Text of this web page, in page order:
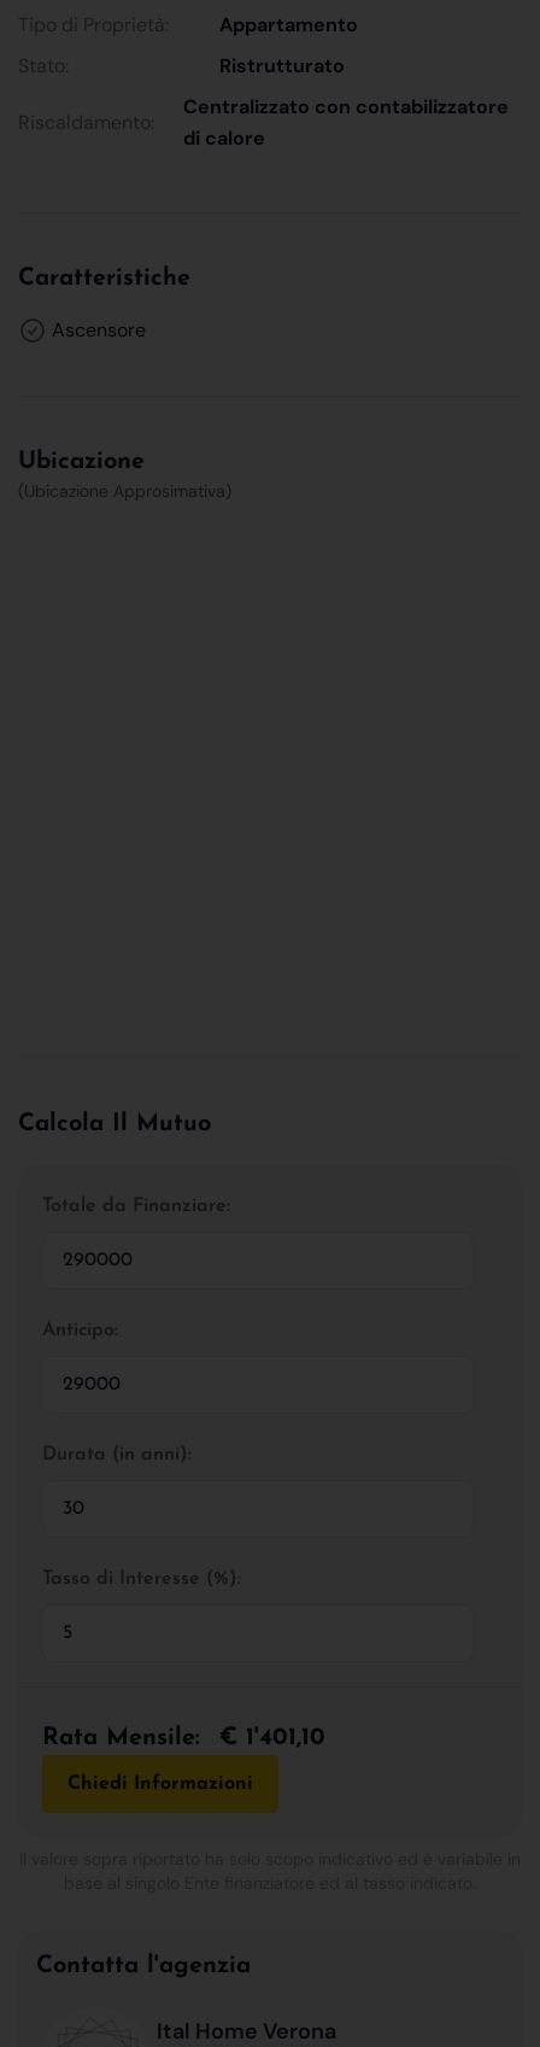
Tipo di Proprietà:
Appartamento
Stato:
Ristrutturato
Riscaldamento:
Centralizzato con contabilizzatore
di calore
Caratteristiche
Ascensore
Ubicazione
(Ubicazione Approsimativa)
Calcola Il Mutuo
Totale da Finanziare:
Anticipo:
Durata (in anni):
Tasso di Interesse (%):
Rata Mensile: € 1'401,10
Chiedi Informazioni
Contatta l'agenzia
Ital Home Verona